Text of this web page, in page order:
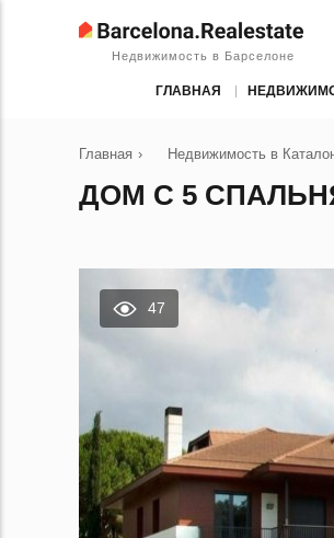
Недвижимость в Барселоне
ГЛАВНАЯ
Главная › Недвижимость в
ДОМ С 5
47